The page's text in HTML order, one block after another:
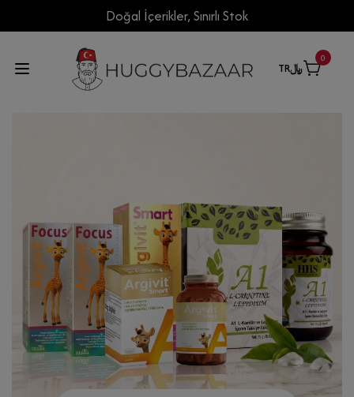
Doğal İçerikler, Sınırlı Stok
TR﷼
0